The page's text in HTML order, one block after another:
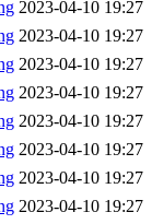
2023-04-10 19:27
2023-04-10 19:27
2023-04-10 19:27
2023-04-10 19:27
2023-04-10 19:27
2023-04-10 19:27
2023-04-10 19:27
2023-04-10 19:27